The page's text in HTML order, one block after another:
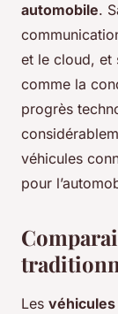
automobile.
et le cloud, et
comme la
progrès
véhicules
pour
Les